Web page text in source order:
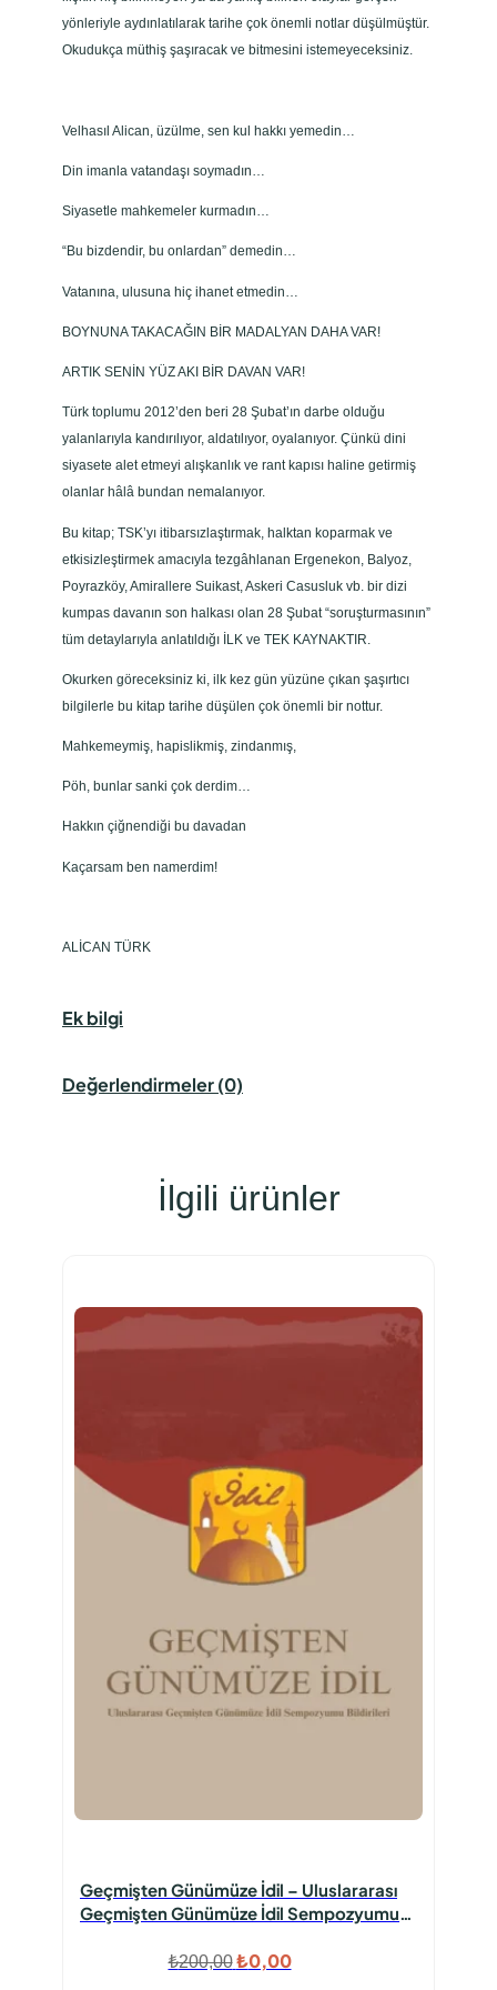
yönleriyle aydınlatılarak tarihe çok önemli notlar düşülmüştür.
Okudukça müthiş şaşıracak ve bitmesini istemeyeceksiniz.
Velhasıl Alican, üzülme, sen kul hakkı yemedin…
Din imanla vatandaşı soymadın…
Siyasetle mahkemeler kurmadın…
“Bu bizdendir, bu onlardan” demedin…
Vatanına, ulusuna hiç ihanet etmedin…
BOYNUNA TAKACAĞIN BİR MADALYAN DAHA VAR!
ARTIK SENİN YÜZ AKI BİR DAVAN VAR!
Türk toplumu 2012’den beri 28 Şubat’ın darbe olduğu
yalanlarıyla kandırılıyor, aldatılıyor, oyalanıyor. Çünkü dini
siyasete alet etmeyi alışkanlık ve rant kapısı haline getirmiş
olanlar hâlâ bundan nemalanıyor.
Bu kitap; TSK’yı itibarsızlaştırmak, halktan koparmak ve
etkisizleştirmek amacıyla tezgâhlanan Ergenekon, Balyoz,
Poyrazköy, Amirallere Suikast, Askeri Casusluk vb. bir dizi
kumpas davanın son halkası olan 28 Şubat “soruşturmasının”
tüm detaylarıyla anlatıldığı İLK ve TEK KAYNAKTIR.
Okurken göreceksiniz ki, ilk kez gün yüzüne çıkan şaşırtıcı
bilgilerle bu kitap tarihe düşülen çok önemli bir nottur.
Mahkemeymiş, hapislikmiş, zindanmış,
Pöh, bunlar sanki çok derdim…
Hakkın çiğnendiği bu davadan
Kaçarsam ben namerdim!
ALİCAN TÜRK
Ek bilgi
Değerlendirmeler (0)
İlgili ürünler
Geçmişten Günümüze İdil – Uluslararası
Geçmişten Günümüze İdil Sempozyumu
₺200,00 Orijinal
₺0,00Şu